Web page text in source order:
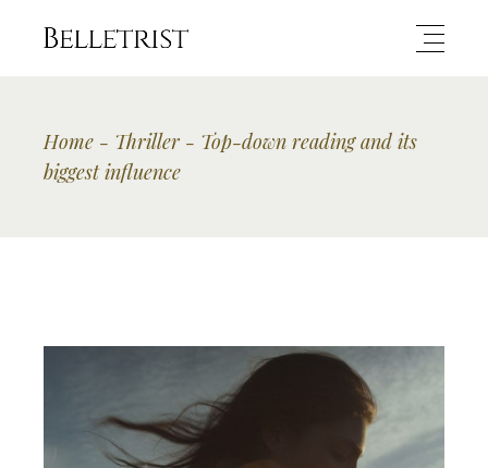
Home Thriller
Top-down reading and its
biggest influence